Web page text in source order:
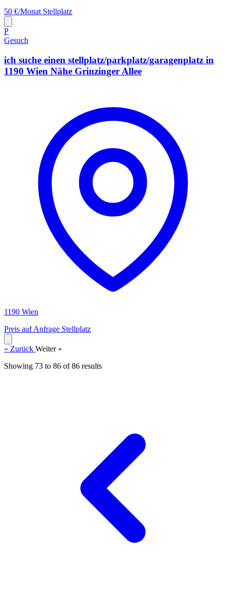
50 €/Monat Stellplatz
P
Gesuch
ich suche einen stellplatz/parkplatz/garagenplatz in
1190 Wien Nähe Grinzinger Allee
1190 Wien
Preis auf Anfrage Stellplatz
« Zurück Weiter »
Showing 73 to 86 of86 results